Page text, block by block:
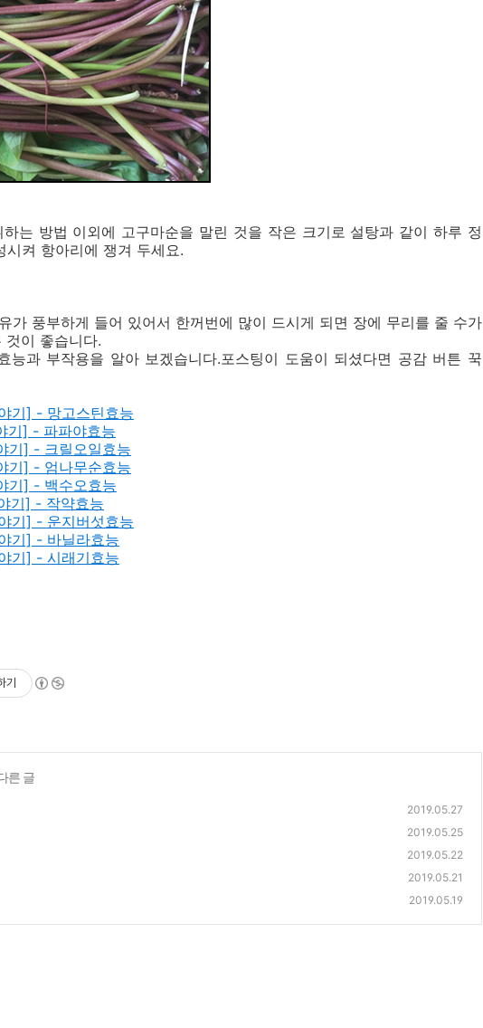
는 방법 이외에 고구마순을 말린 것을 작은 크기로 설탕과 같이 하루 정
시켜 항아리에 쟁겨 두세요.
가 풍부하게 들어 있어서 한꺼번에 많이 드시게 되면 장에 무리를 줄 수가
것이 좋습니다.
능과 부작용을 알아 보겠습니다.포스팅이 도움이 되셨다면 공감 버튼 꾹
기] - 망고스틴효능
기] - 파파야효능
기] - 크릴오일효능
기] - 엄나무순효능
기] - 백수오효능
기] - 작약효능
기] - 운지버섯효능
기] - 바닐라효능
기] - 시래기효능
기
른 글
2019.05.27
2019.05.25
2019.05.22
2019.05.21
2019.05.19